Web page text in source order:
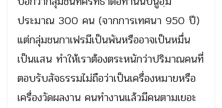
ประมาณ 300 คน (จากการเทศนา 950 ปี)
แต่กลุ่มชนกาเฟรมีเป็นพันหรืออาจเป็นหมื่น
เป็นแสน ทำให้เราต้องตระหนักว่าปริมาณคนที่
ตอบรับสัจธรรมไม่ถือว่าเป็นเครื่องหมายหรือ
เครื่องวัดผลงาน คนทำงานแล้วมีคนตามเยอะ